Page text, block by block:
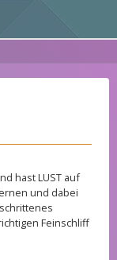
hast LUST auf
und dabei
Feinschliff